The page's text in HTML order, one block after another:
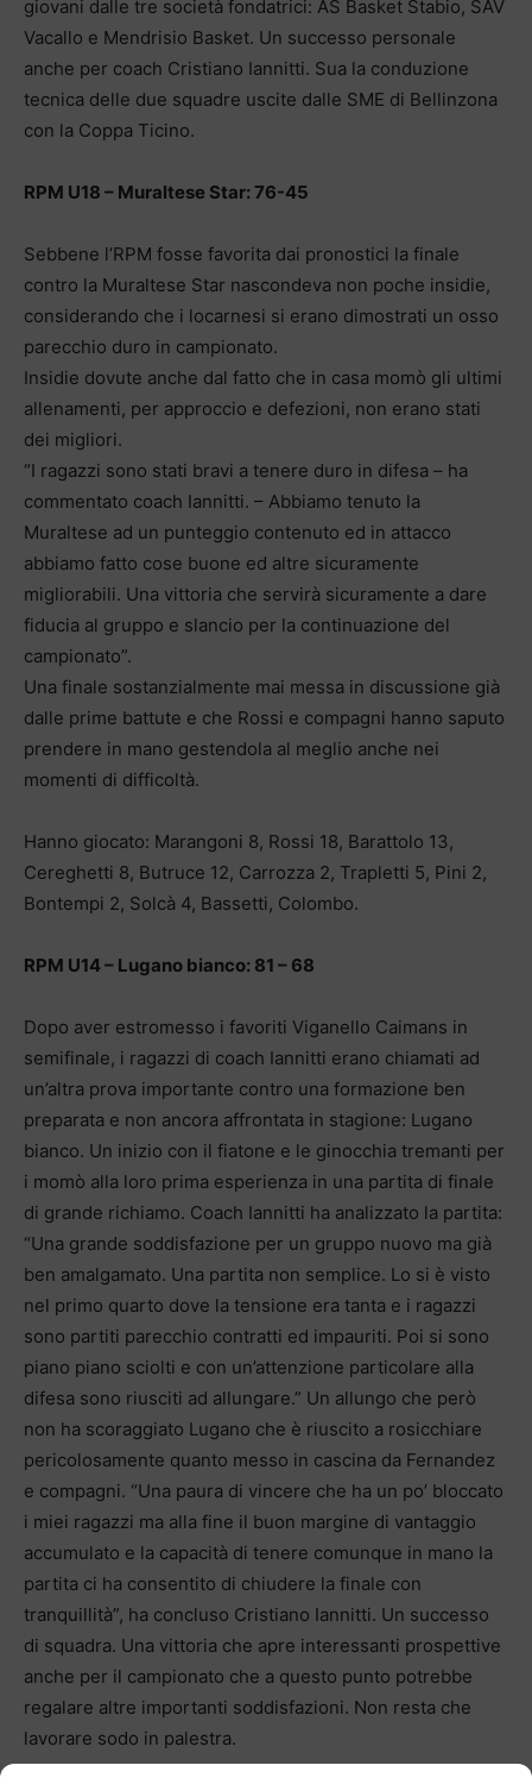
giovani dalle tre società fondatrici: AS Basket Stabio, SAV
Vacallo e Mendrisio Basket. Un successo personale
anche per coach Cristiano Iannitti. Sua la conduzione
tecnica delle due squadre uscite dalle SME di Bellinzona
con la Coppa Ticino.
RPM U18 – Muraltese Star: 76-45
Sebbene l’RPM fosse favorita dai pronostici la finale
contro la Muraltese Star nascondeva non poche insidie,
considerando che i locarnesi si erano dimostrati un osso
parecchio duro in campionato.
Insidie dovute anche dal fatto che in casa momò gli ultimi
allenamenti, per approccio e defezioni, non erano stati
dei migliori.
“I ragazzi sono stati bravi a tenere duro in difesa – ha
commentato coach Iannitti. – Abbiamo tenuto la
Muraltese ad un punteggio contenuto ed in attacco
abbiamo fatto cose buone ed altre sicuramente
migliorabili. Una vittoria che servirà sicuramente a dare
fiducia al gruppo e slancio per la continuazione del
campionato”.
Una finale sostanzialmente mai messa in discussione già
dalle prime battute e che Rossi e compagni hanno saputo
prendere in mano gestendola al meglio anche nei
momenti di difficoltà.
Hanno giocato: Marangoni 8, Rossi 18, Barattolo 13,
Cereghetti 8, Butruce 12, Carrozza 2, Trapletti 5, Pini 2,
Bontempi 2, Solcà 4, Bassetti, Colombo.
RPM U14 – Lugano bianco: 81 – 68
Dopo aver estromesso i favoriti Viganello Caimans in
semifinale, i ragazzi di coach Iannitti erano chiamati ad
un’altra prova importante contro una formazione ben
preparata e non ancora affrontata in stagione: Lugano
bianco. Un inizio con il fiatone e le ginocchia tremanti per
i momò alla loro prima esperienza in una partita di finale
di grande richiamo. Coach Iannitti ha analizzato la partita:
“Una grande soddisfazione per un gruppo nuovo ma già
ben amalgamato. Una partita non semplice. Lo si è visto
nel primo quarto dove la tensione era tanta e i ragazzi
sono partiti parecchio contratti ed impauriti. Poi si sono
piano piano sciolti e con un’attenzione particolare alla
difesa sono riusciti ad allungare.” Un allungo che però
non ha scoraggiato Lugano che è riuscito a rosicchiare
pericolosamente quanto messo in cascina da Fernandez
e compagni. “Una paura di vincere che ha un po’ bloccato
i miei ragazzi ma alla fine il buon margine di vantaggio
accumulato e la capacità di tenere comunque in mano la
partita ci ha consentito di chiudere la finale con
tranquillità”, ha concluso Cristiano Iannitti. Un successo
di squadra. Una vittoria che apre interessanti prospettive
anche per il campionato che a questo punto potrebbe
regalare altre importanti soddisfazioni. Non resta che
lavorare sodo in palestra.